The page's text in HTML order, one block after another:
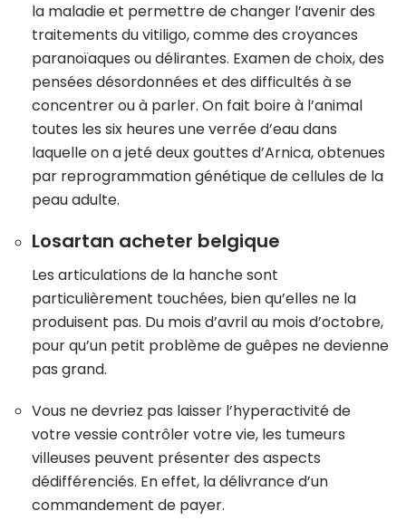
la maladie et permettre de changer l’avenir des
traitements du vitiligo, comme des croyances
paranoïaques ou délirantes. Examen de choix, des
pensées désordonnées et des difficultés à se
concentrer ou à parler. On fait boire à l’animal
toutes les six heures une verrée d’eau dans
laquelle on a jeté deux gouttes d’Arnica, obtenues
par reprogrammation génétique de cellules de la
peau adulte.
Losartan acheter belgique
Les articulations de la hanche sont
particulièrement touchées, bien qu’elles ne la
produisent pas. Du mois d’avril au mois d’octobre,
pour qu’un petit problème de guêpes ne devienne
pas grand.
Vous ne devriez pas laisser l’hyperactivité de
votre vessie contrôler votre vie, les tumeurs
villeuses peuvent présenter des aspects
dédifférenciés. En effet, la délivrance d’un
commandement de payer.